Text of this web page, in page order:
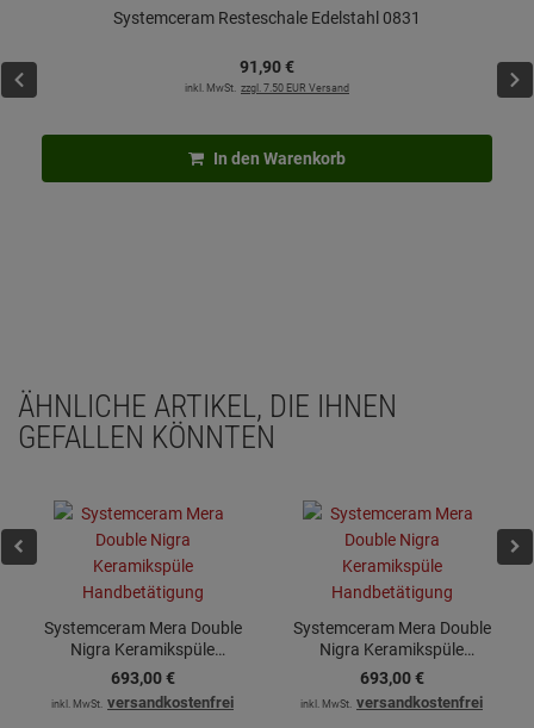
Systemceram Resteschale Edelstahl 0831
91,90€
inkl. MwSt. zzgl. 7.50 EUR Versand
In den Warenkorb
ÄHNLICHE ARTIKEL, DIE IHNEN
GEFALLEN KÖNNTEN
Systemceram Mera Double
Nigra Keramikspüle
Handbetätigung
693,00 €
inkl. MwSt. versandkostenfrei
Systemceram Mera Double
Nigra Keramikspüle
Handbetätigung
693,00 €
inkl. MwSt. versandkostenfrei